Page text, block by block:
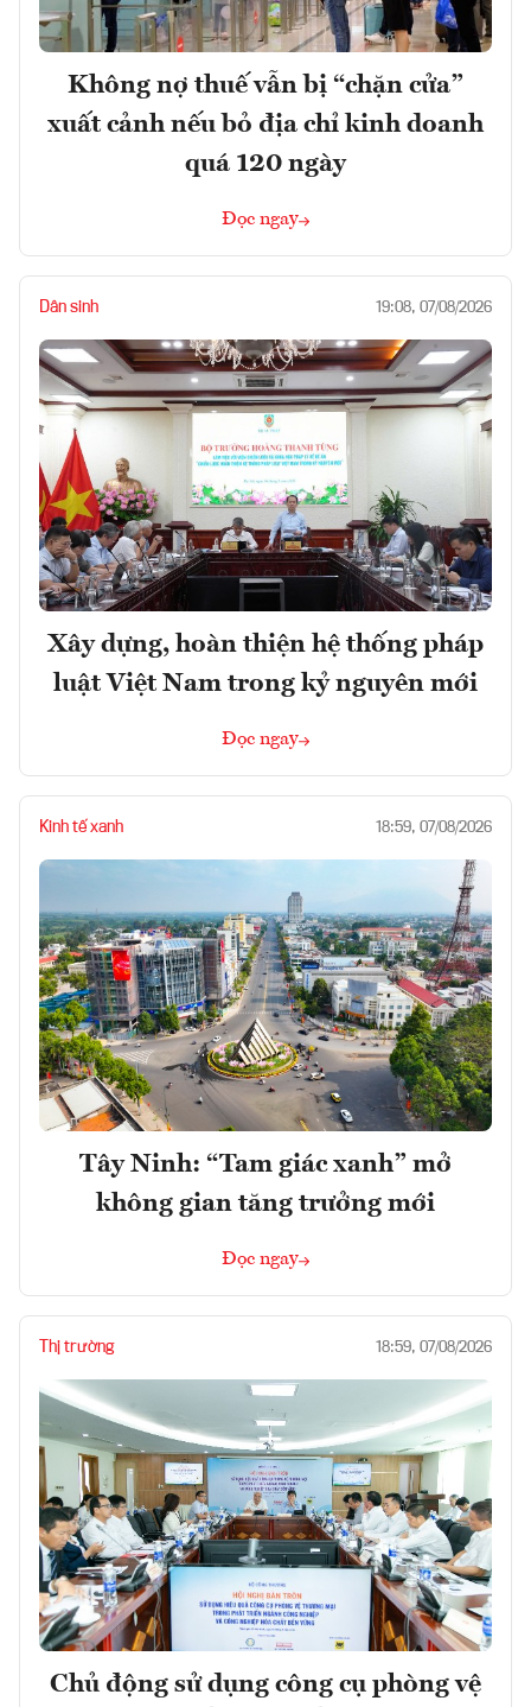
Không nợ thuế vẫn bị “chặn cửa”
xuất cảnh nếu bỏ địa chỉ kinh doanh
quá 120 ngày
Đọc ngay
Dân sinh 19:08, 07/08/2026
Xây dựng, hoàn thiện hệ thống pháp
luật Việt Nam trong kỷ nguyên mới
Đọc ngay
Kinh tế xanh 18:59, 07/08/2026
Tây Ninh: “Tam giác xanh” mở
không gian tăng trưởng mới
Đọc ngay
Thị trường 18:59, 07/08/2026
Chủ động sử dụng công cụ phòng vệ